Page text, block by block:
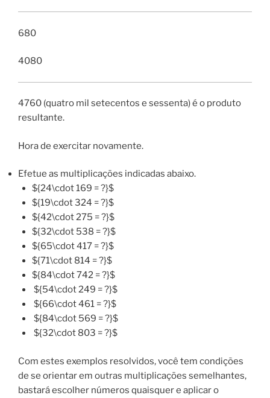
680
4080
4760 (quatro mil setecentos e sessenta) é o produto
resultante.
Hora de exercitar novamente.
Efetue as multiplicações indicadas abaixo.
${24\cdot 169 = ?}$
${19\cdot 324 = ?}$
${42\cdot 275 = ?}$
${32\cdot 538 = ?}$
${65\cdot 417 = ?}$
${71\cdot 814 = ?}$
${84\cdot 742 = ?}$
${54\cdot 249 = ?}$
${66\cdot 461 = ?}$
${84\cdot 569 = ?}$
${32\cdot 803 = ?}$
Com estes exemplos resolvidos, você tem condições
de se orientar em outras multiplicações semelhantes,
bastará escolher números quaisquer e aplicar o